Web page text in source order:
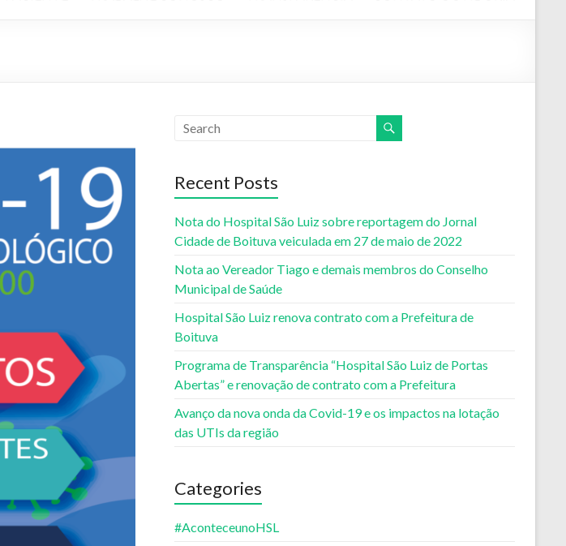
Recent Posts
Nota do Hospital São Luiz sobre reportagem do Jornal
Cidade de Boituva veiculada em 27 de maio de 2022
Nota ao Vereador Tiago e demais membros do Conselho
Municipal de Saúde
Hospital São Luiz renova contrato com a Prefeitura de
Boituva
Programa de Transparência “Hospital São Luiz de Portas
Abertas” e renovação de contrato com a Prefeitura
Avanço da nova onda da Covid-19 e os impactos na lotação
das UTIs da região
Categories
#AconteceunoHSL